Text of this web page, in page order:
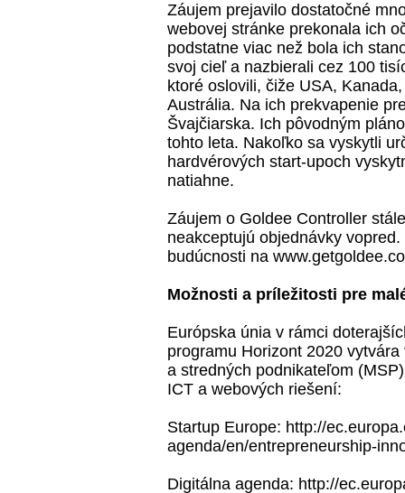
Záujem prejavilo dostatočné
webovej stránke prekonala ich
podstatne viac než bola ich
svoj cieľ a nazbierali cez 100
ktoré oslovili, čiže USA,
Austrália. Na ich prekvapenie
Švajčiarska. Ich pôvodným
tohto leta. Nakoľko sa vyskytli
hardvérových start-upoch
natiahne.
Záujem o Goldee Controller
neakceptujú objednávky
budúcnosti na
Možnosti a príležitosti pre
Európska únia v rámci
programu Horizont 2020 vytvára
a stredných podnikateľom
ICT a webových riešení:
Startup Europe: http://
agenda/en/entrepreneurship-
Digitálna agenda: http://